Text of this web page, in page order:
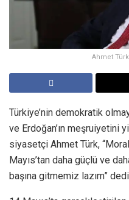
Ahmet
Türkiye’nin demokratik
ve Erdoğan’ın meşruiyetini
siyasetçi Ahmet Türk,
Mayıs’tan daha güçlü ve
başına gitmemiz lazım”